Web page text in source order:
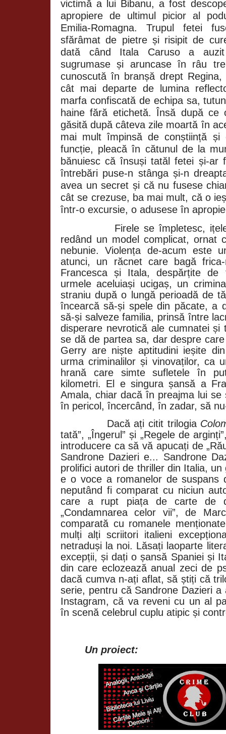
victimă a lui Bibanu, a fost
apropiere de ultimul picior al
Emilia-Romagna. Trupul fetei
sfărâmat de pietre și risipit de
dată când Itala Caruso a
sugrumase și aruncase în râu
cunoscută în branșă drept
cât mai departe de lumina
marfa confiscată de echipa sa,
haine fără etichetă. Însă după ce
găsită după câteva zile moartă în
mai mult împinsă de conștiință și
funcție, pleacă în cătunul de la
bănuiesc că însuși tatăl fetei și-ar
întrebări puse-n stânga și-n
avea un secret și că nu fusese
cât se crezuse, ba mai mult, că o
într-o excursie, o adusese în
Firele se împletesc,
redând un model complicat, ornat
nebunie. Violența de-acum este
atunci, un răcnet care bagă frica-
Francesca și Itala, despărțite
urmele aceluiași ucigaș, un
straniu după o lungă perioadă de
încearcă să-și spele din păcate, a
să-și salveze familia, prinsă între
disperare nevrotică ale cumnatei și
se dă de partea sa, dar despre
Gerry are niște aptitudini ieșite
urma criminalilor și vinovaților, ca
hrană care simte sufletele în
kilometri. El e singura șansă a
Amala, chiar dacă în preajma lui se
în pericol, încercând, în zadar, să
Dacă ați citit trilogia
tată”, „Îngerul” și „Regele de
introducere ca să vă apucați de
Sandrone Dazieri e... Sandrone
prolifici autori de thriller din Italia,
e o voce a romanelor de suspans
neputând fi comparat cu niciun
care a rupt piața de carte de
„Condamnarea celor vii”, de
comparată cu romanele
mulți alți scriitori italieni
netraduși la noi. Lăsați laoparte
excepții, și dați o șansă Spaniei și
din care eclozează anual zeci de
dacă cumva n-ați aflat, să știți că
serie, pentru că Sandrone Dazieri
Instagram, că va reveni cu un al
în scenă celebrul cuplu atipic și
Un proiect: